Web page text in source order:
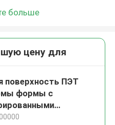
больше
цену для
поверхность ПЭТ
формы с
материала и